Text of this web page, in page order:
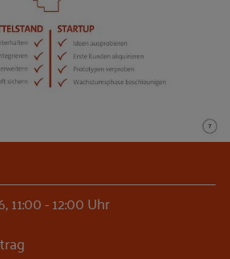
11:00 - 12:00 Uhr